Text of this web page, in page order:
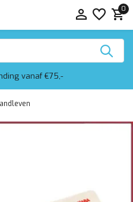
0
vanaf €75,-